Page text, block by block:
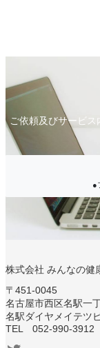
ご依頼及びサービ
●
株式会社 みんなの健
〒451-0045
名古屋市西区名駅一
名駅ダイヤメイテツ
TEL 052-990-3912